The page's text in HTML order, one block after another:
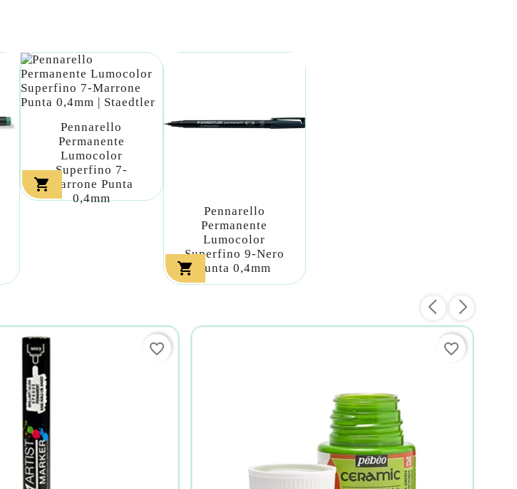
Pennarello
Permanente
Lumocolor
Superfino 7-
Marrone Punta
0,4mm

Pennarello
Permanente
Lumocolor
Superfino 9-Nero
Punta 0,4mm

favorite_border favorite_border